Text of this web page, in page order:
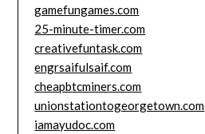
gamefungames.com
25-minute-timer.com
creativefuntask.com
engrsaifulsaif.com
cheapbtcminers.com
unionstationtogeorgetown.com
iamayudoc.com